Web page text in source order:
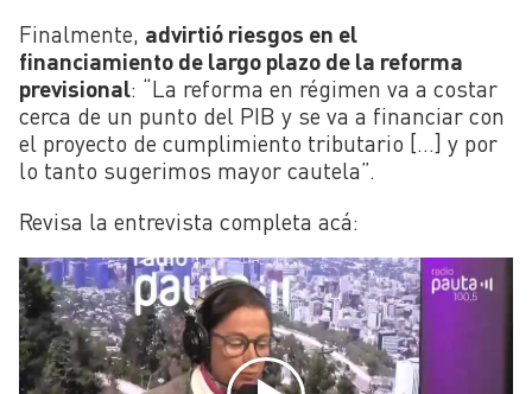
Finalmente, advirtió riesgos en el
financiamiento de largo plazo de la reforma
previsional: “La reforma en régimen va a costar
cerca de un punto del PIB y se va a financiar con
el proyecto de cumplimiento tributario […] y por
lo tanto sugerimos mayor cautela”.
Revisa la entrevista completa acá: